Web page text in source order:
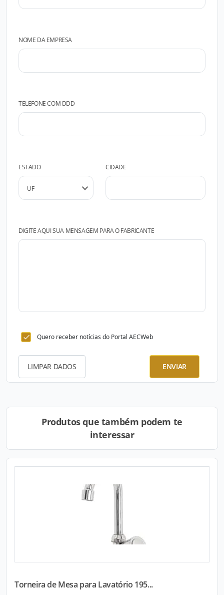
NOME DA EMPRESA
TELEFONE COM DDD
ESTADO CIDADE
DIGITE AQUI SUA MENSAGEM PARA O FABRICANTE
Quero receber notícias do Portal AECWeb
LIMPAR DADOS ENVIAR
Produtos que também podem te
interessar
Torneira de Mesa para Lavatório 195...